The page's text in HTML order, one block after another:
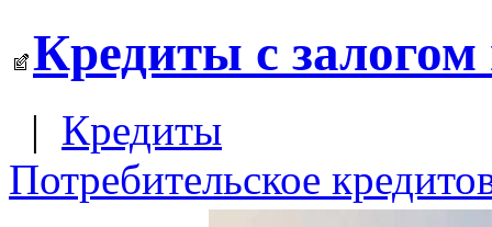
Кредиты с залогом
| Кредиты
Потребительское